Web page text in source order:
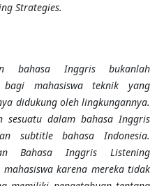
Strategies.
bahasa Inggris bukanlah
mahasiswa teknik yang
didukung oleh lingkungannya.
sesuatu dalam bahasa Inggris
subtitle bahasa Indonesia.
Bahasa Inggris Listening
karena mereka tidak